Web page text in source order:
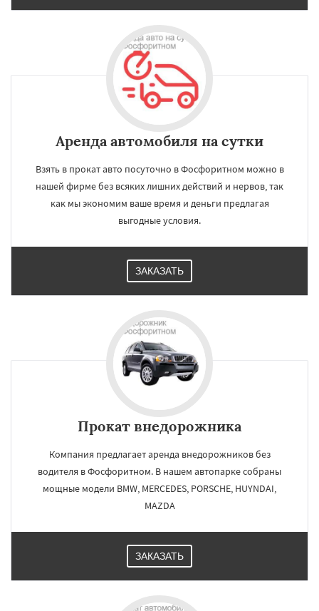
Аренда автомобиля на сутки
Взять в прокат авто посуточно в Фосфоритном можно в
нашей фирме без всяких лишних действий и нервов, так
как мы экономим ваше время и деньги предлагая
выгодные условия.
ЗАКАЗАТЬ
Прокат внедорожника
Компания предлагает аренда внедорожников без
водителя в Фосфоритном. В нашем автопарке собраны
мощные модели BMW, MERCEDES, PORSCHE, HUYNDAI,
MAZDA
ЗАКАЗАТЬ